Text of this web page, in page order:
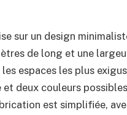
sur un design
de long et une
espaces les plus
et deux couleurs
est simplifiée,